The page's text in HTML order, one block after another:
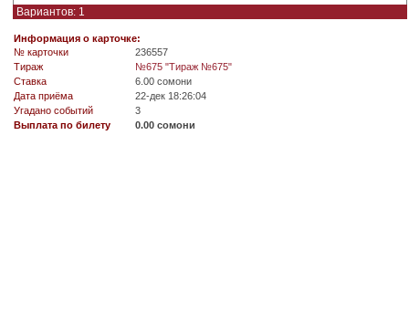
Вариантов: 1
Информация о карточке:
№ карточки
236557
Tираж
№675 "Тираж №675"
Ставка
6.00 сомони
Дата приёма
22-дек 18:26:04
Угадано событий
3
Выплата по билету
0.00 сомони